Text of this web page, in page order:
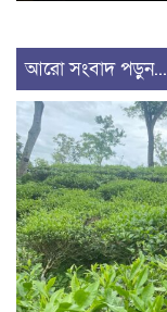
আরো সংবাদ পড়ুন...